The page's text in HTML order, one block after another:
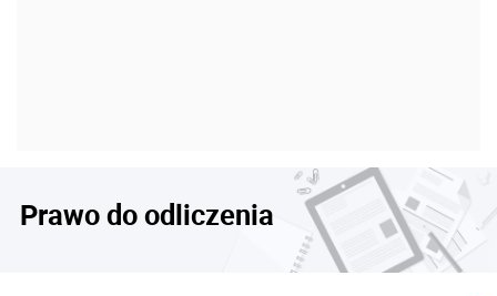
Prawo do odliczenia